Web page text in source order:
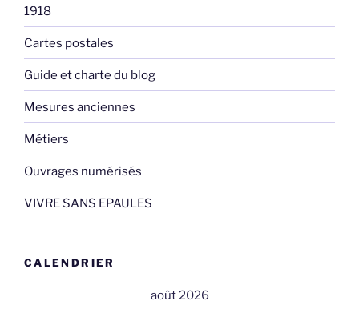
1918
Cartes postales
Guide et charte du blog
Mesures anciennes
Métiers
Ouvrages numérisés
VIVRE SANS EPAULES
CALENDRIER
août 2026